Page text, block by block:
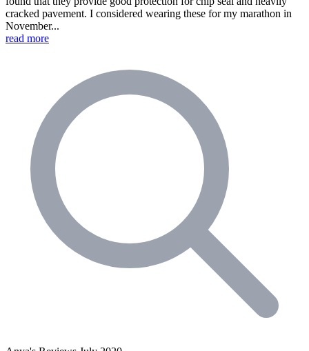
cracked pavement. I considered wearing these for my marathon in
November...
read more